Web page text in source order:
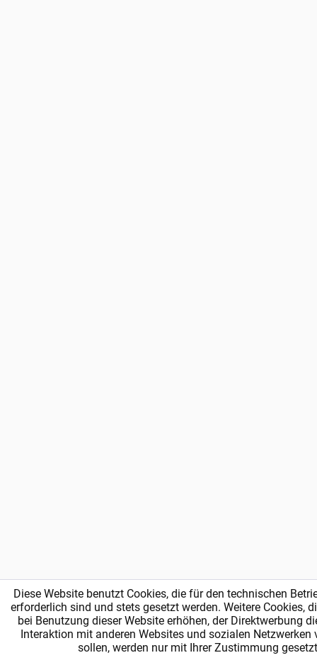
Diese Website benutzt Cookies, die für den technischen
erforderlich sind und stets gesetzt werden. Weitere Cookies,
bei Benutzung dieser Website erhöhen, der Direktwerbung
Interaktion mit anderen Websites und sozialen Netzwerken
sollen, werden nur mit Ihrer Zustimmung